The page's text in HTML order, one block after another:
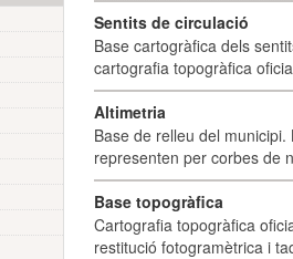
Sentits de circulació
Base cartogràfica dels
cartografia topogràfica
Altimetria
Base de relleu del
representen per corbes de
Base topogràfica
Cartografia topogràfica
restitució fotogramètrica i